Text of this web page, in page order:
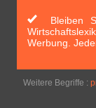
Bleiben
Werbung.
Weitere Begriffe :